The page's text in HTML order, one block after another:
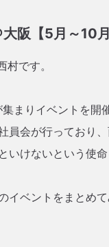
阪【5月～10
です。
まりイベントを開
員会が行っており
いけないという使
イベントをまとめ